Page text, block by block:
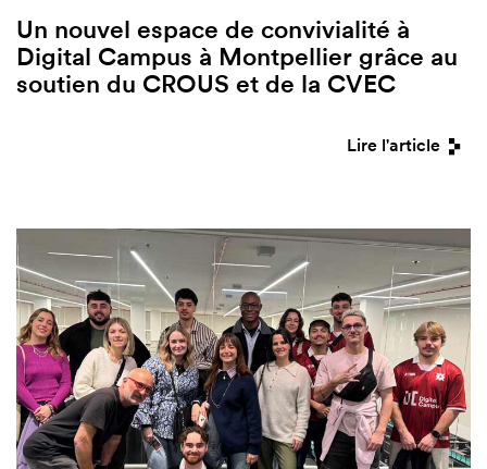
Un nouvel espace de convivialité à
Digital Campus à Montpellier grâce au
soutien du CROUS et de la CVEC
Lire l'article